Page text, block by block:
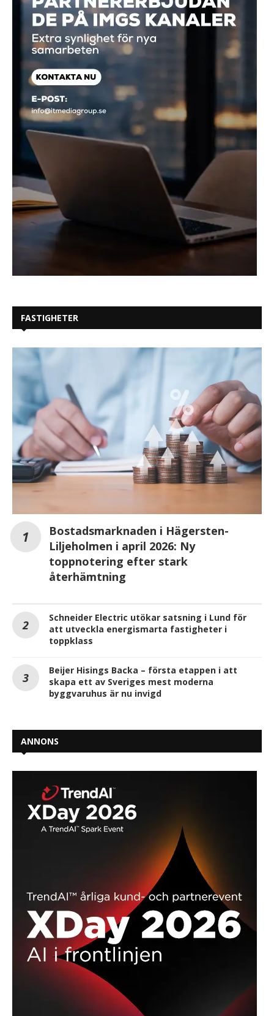
FASTIGHETER
Bostadsmarknaden i Hägersten-
Liljeholmen i april 2026: Ny
toppnotering efter stark
återhämtning
Schneider Electric utökar satsning i Lund för
att utveckla energismarta fastigheter i
toppklass
Beijer Hisings Backa – första etappen i att
skapa ett av Sveriges mest moderna
byggvaruhus är nu invigd
ANNONS